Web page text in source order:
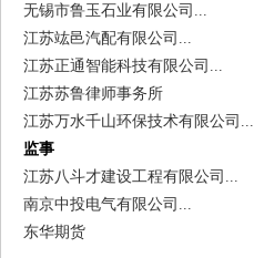
无锡市鲁玉石业有限公司...
江苏竑邑汽配有限公司...
江苏正通智能科技有限公司...
江苏苏鲁律师事务所
江苏万水千山环保技术有限公司...
监事
江苏八斗才建设工程有限公司...
南京中投电气有限公司...
东华期货